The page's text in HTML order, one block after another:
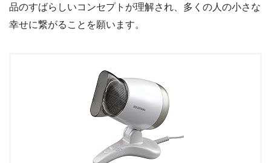
品のすばらしいコンセプトが理解され、多くの人の小さな
幸せに繋がることを願います。